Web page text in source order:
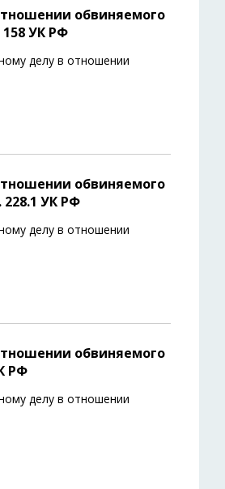
обвиняемого
158 УК РФ
делу в отношении
обвиняемого
228.1 УК РФ
делу в отношении
обвиняемого
РФ
делу в отношении